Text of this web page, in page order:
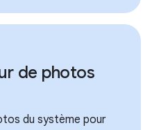
de photos
du système pour